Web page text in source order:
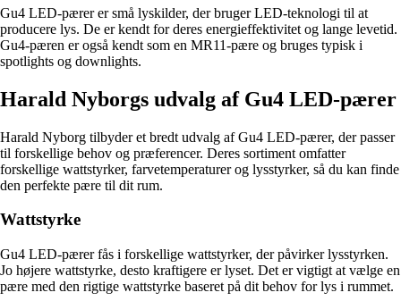
Gu4 LED-pærer er små lyskilder, der bruger LED-teknologi til at
producere lys. De er kendt for deres energieffektivitet og lange levetid.
Gu4-pæren er også kendt som en MR11-pære og bruges typisk i
spotlights og downlights.
Harald Nyborgs udvalg af Gu4 LED-pærer
Harald Nyborg tilbyder et bredt udvalg af Gu4 LED-pærer, der passer
til forskellige behov og præferencer. Deres sortiment omfatter
forskellige wattstyrker, farvetemperaturer og lysstyrker, så du kan finde
den perfekte pære til dit rum.
Wattstyrke
Gu4 LED-pærer fås i forskellige wattstyrker, der påvirker lysstyrken.
Jo højere wattstyrke, desto kraftigere er lyset. Det er vigtigt at vælge en
pære med den rigtige wattstyrke baseret på dit behov for lys i rummet.